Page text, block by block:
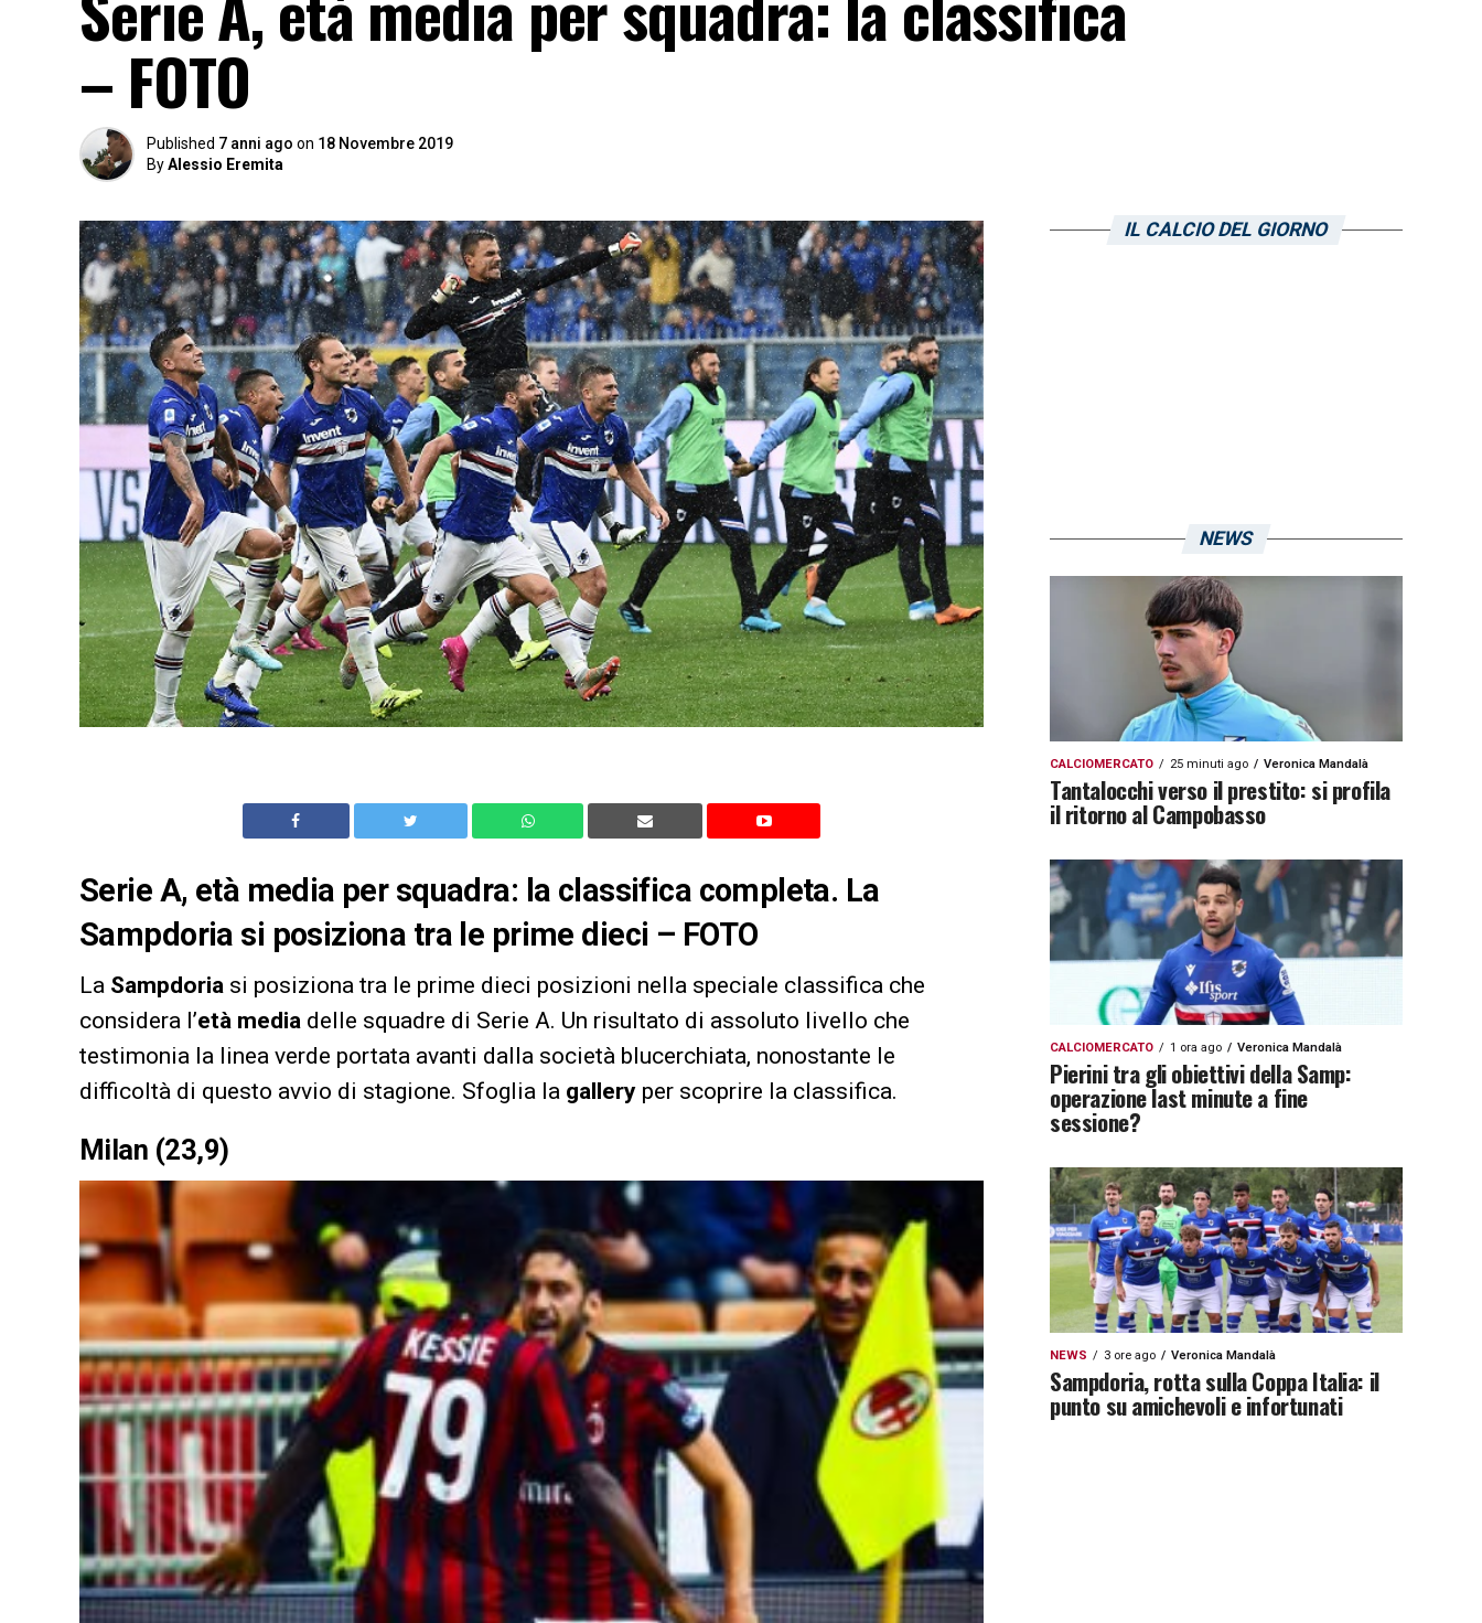
– FOTO
Published 7 anni ago on 18 Novembre 2019
ByAlessio Eremita
Serie A, età media per squadra: la classifica completa. La
Sampdoria si posiziona tra le prime dieci – FOTO
La Sampdoria si posiziona tra le prime dieci posizioni nella speciale classifica che
considera l’età media delle squadre di Serie A. Un risultato di assoluto livello che
testimonia la linea verde portata avanti dalla società blucerchiata, nonostante le
difficoltà di questo avvio di stagione. Sfoglia la gallery per scoprire la classifica.
Milan (23,9)
IL CALCIO DEL GIORNO
NEWS
CALCIOMERCATO 25 minuti ago Veronica Mandalà
Tantalocchi verso il prestito: si profila
il ritorno al Campobasso
CALCIOMERCATO 1 ora ago Veronica Mandalà
Pierini tra gli obiettivi della Samp:
operazione last minute a fine
sessione?
NEWS 3 ore ago Veronica Mandalà
Sampdoria, rotta sulla Coppa Italia: il
punto su amichevoli e infortunati